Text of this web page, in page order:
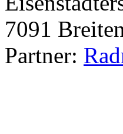
7091
Partner: